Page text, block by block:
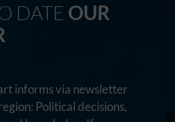
DATE OUR
informs via newsletter
Political decisions,